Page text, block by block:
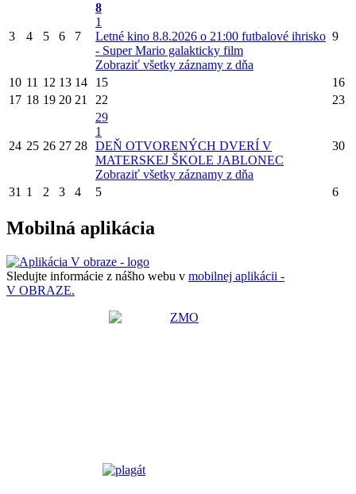
3 4 5 6 7
8
1
Letné kino 8.8.2026 o 21:00 futbalové ihrisko
- Super Mario galakticky film
Zobraziť všetky záznamy z dňa
9
10 11 12 13 14 15
16
17 18 19 20 21 22 23
24 25 26 27 28
29
1
DEŇ OTVORENÝCH DVERÍ V
MATERSKEJ ŠKOLE JABLONEC
Zobraziť všetky záznamy z dňa
30
31 1 2 3 4 5 6
Mobilná aplikácia
Sledujte informácie z nášho webu v mobilnej aplikácii -
V OBRAZE.